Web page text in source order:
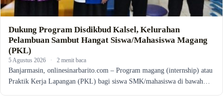
Dukung Program Disdikbud Kalsel, Kelurahan
Pelambuan Sambut Hangat Siswa/Mahasiswa Magang
(PKL)
5 Agustus 2026 · 2 menit baca
Banjarmasin, onlinesinarbarito.com – Program magang (internship) atau
Praktik Kerja Lapangan (PKL) bagi siswa SMK/mahasiswa di bawah…